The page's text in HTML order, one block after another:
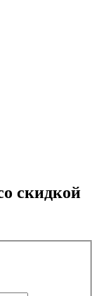
скидкой